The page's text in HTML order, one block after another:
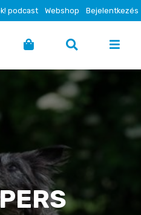
podcast Webshop Bejelentkezés